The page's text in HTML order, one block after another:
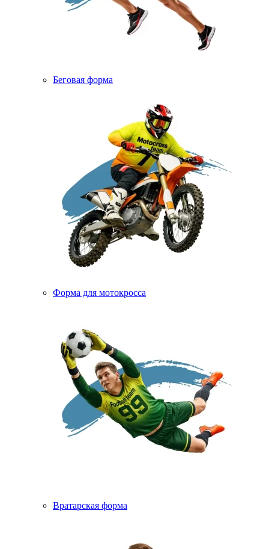
Беговая форма
Форма для мотокросса
Вратарская форма